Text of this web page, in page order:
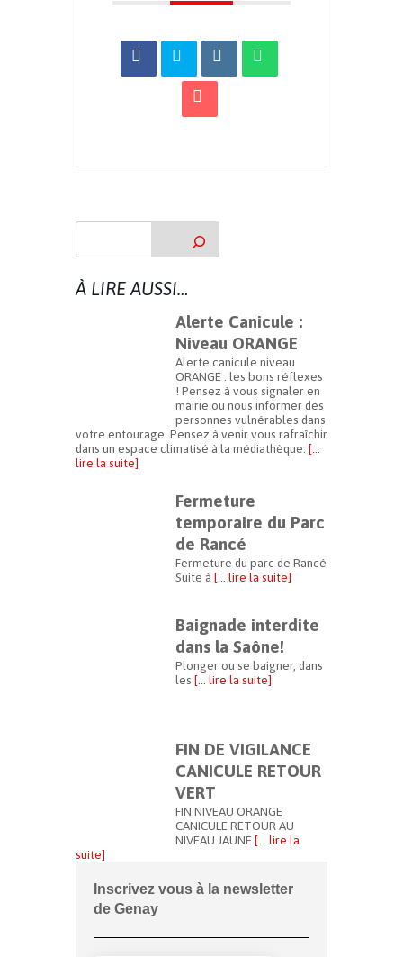
À LIRE AUSSI…
Alerte Canicule :
Niveau ORANGE
Alerte canicule niveau
ORANGE : les bons réflexes
! Pensez à vous signaler en
mairie ou nous informer des
personnes vulnérables dans
votre entourage. Pensez à venir vous rafraîchir
dans un espace climatisé à la médiathèque. […
lire la suite]
Fermeture
temporaire du Parc
de Rancé
Fermeture du parc de Rancé
Suite à[… lire la suite]
Baignade interdite
dans la Saône!
Plonger ou se baigner, dans
les[… lire la suite]
FIN DE VIGILANCE
CANICULE RETOUR
VERT
FIN NIVEAU ORANGE
CANICULE RETOUR AU
NIVEAU JAUNE [… lire la
suite]
Inscrivez vous à la newsletter
de Genay